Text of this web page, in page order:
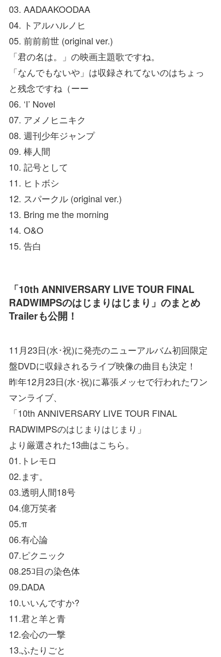
03. AADAAKOODAA
04. トアルハルノヒ
05. 前前前世 (original ver.)
「君の名は。」の映画主題歌ですね。
「なんでもないや」は収録されてないのはちょっ
と残念ですね（ーー
06. ‘I’ Novel
07. アメノヒニキク
08. 週刊少年ジャンプ
09. 棒人間
10. 記号として
11. ヒトボシ
12. スパークル (original ver.)
13. Bring me the morning
14. O&O
15. 告白
「10th ANNIVERSARY LIVE TOUR FINAL
RADWIMPSのはじまりはじまり」のまとめ
Trailerも公開！
11月23日(水･祝)に発売のニューアルバム初回限定
盤DVDに収録されるライブ映像の曲目も決定！
昨年12月23日(水･祝)に幕張メッセで行われたワン
マンライブ、
「10th ANNIVERSARY LIVE TOUR FINAL
RADWIMPSのはじまりはじまり」
より厳選された13曲はこちら。
01.トレモロ
02.ます。
03.透明人間18号
04.億万笑者
05.π
06.有心論
07.ピクニック
08.25ｺ目の染色体
09.DADA
10.いいんですか?
11.君と羊と青
12.会心の一撃
13.ふたりごと